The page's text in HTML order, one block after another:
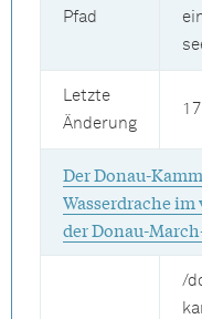
Pfad
Letzte
Änderung
Der Donau-
Wasserdrache
der Donau-
/